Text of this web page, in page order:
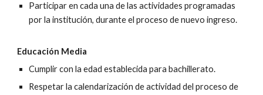
Participar en cada una de las actividades programadas
por lainstitución, durante el proceso de nuevo ingreso.
Educación Media
Cumplir con la edad establecida para bachillerato.
Respetar la calendarización de actividad del proceso de